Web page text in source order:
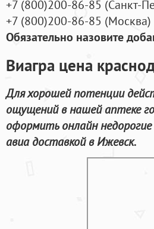
+7 (800)200-86-85 (Санкт-
+7 (800)200-86-85 (Москва)
Обязательно назовите
Виагра цена
Для хорошей потенции
ощущений в нашей аптеке
оформить онлайн
авиа доставкой в Ижевск.